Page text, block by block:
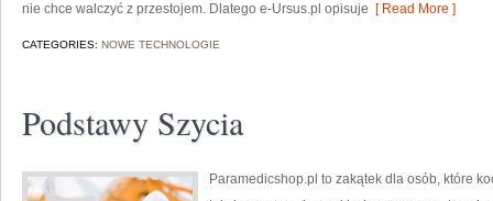
nie chce walczyć z przestojem. Dlatego e-Ursus.pl opisuje [ Read More ]
CATEGORIES: NOWE TECHNOLOGIE
Podstawy Szycia
Paramedicshop.pl to zakątek dla osób, które